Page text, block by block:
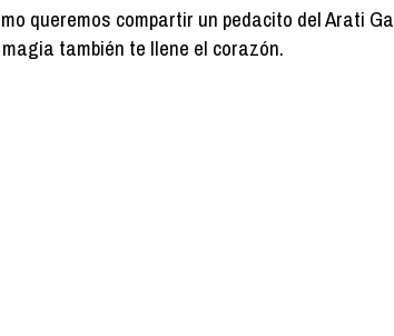
queremos compartir un pedacito del Arati
también te llene el corazón.